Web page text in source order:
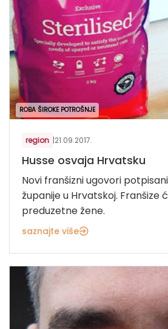
ROBA ŠIROKE POTROŠNJE
region |21.09.2017.
Husse osvaja Hrvatsku
Novi franšizni ugovori
županije u Hrvatskoj. Franšize
preduzetne žene.
saznajte više